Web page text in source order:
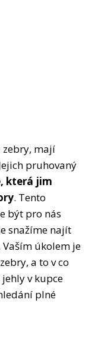
zebry, mají
pruhovaný
která jim
. Tento
být pro nás
snažíme najít
úkolem je
a to v co
v kupce
plné